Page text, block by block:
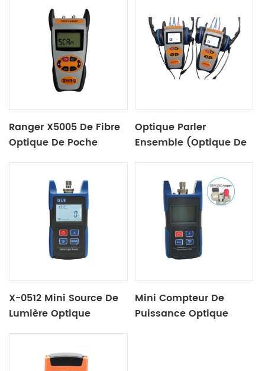
Ranger X5005 De Fibre
Optique De Poche
Optique Parler
Ensemble (Optique De
X-0512 Mini Source De
Lumière Optique
Mini Compteur De
Puissance Optique